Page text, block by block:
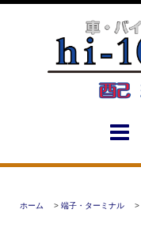
ホーム > 端子・ターミナル >